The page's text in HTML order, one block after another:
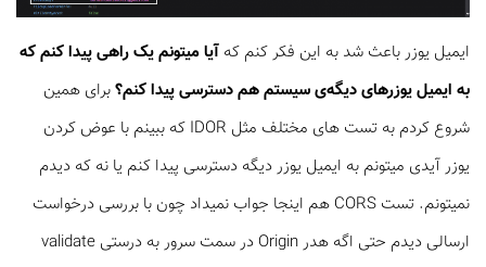
ایمیل یوزر باعث شد به این فکر کنم که آيا میتونم یک راهی پیدا کنم که
به ایمیل یوزرهای دیگه‌ی سیستم هم دسترسی پیدا کنم؟برای همین
شروع کردم به تست های مختلف مثل IDOR که ببینم با عوض کردن
یوزر آیدی میتونم به ایمیل یوزر دیگه دسترسی پیدا کنم یا نه که دیدم
نمیتونم. تست CORS هم اینجا جواب نمیداد چون با بررسی درخواست
ارسالی دیدم حتی اگه هدر Origin در سمت سرور به درستی validate